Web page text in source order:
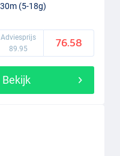
(5-18g)
Adviesprijs
89.95
76.58
Bekijk